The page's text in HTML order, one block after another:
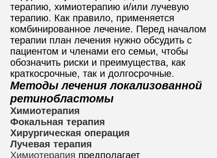
терапию, химиотерапию и/или лучевую
терапию. Как правило, применяется
комбинированное лечение. Перед началом
терапии план лечения нужно обсудить с
пациентом и членами его семьи, чтобы
обозначить риски и преимущества, как
краткосрочные, так и долгосрочные.
Методы лечения локализованной
ретинобластомы
Химиотерапия
Фокальная терапия
Хирургическая операция
Лучевая терапия
Химиотерапия предполагает